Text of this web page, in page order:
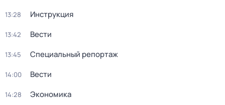
13:28 Инструкция
13:42 Вести
13:45 Специальный репортаж
14:00 Вести
14:28 Экономика